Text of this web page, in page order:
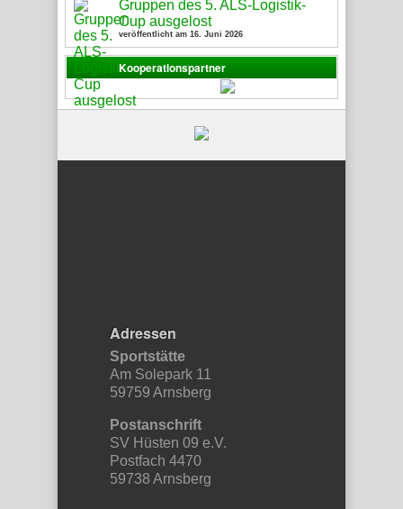
Gruppen des 5. ALS-Logistik-
Cup ausgelost
veröffentlicht am 16. Juni 2026
Kooperationspartner
Adressen
Sportstätte
Am Solepark 11
59759 Arnsberg
Postanschrift
SV Hüsten 09 e.V.
Postfach 4470
59738 Arnsberg